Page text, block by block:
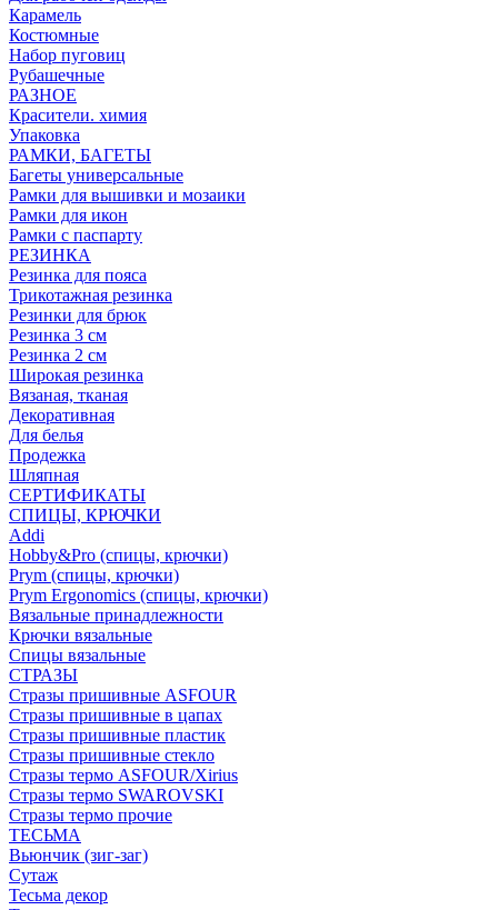
Карамель
Костюмные
Набор пуговиц
Рубашечные
РАЗНОЕ
Красители. химия
Упаковка
РАМКИ, БАГЕТЫ
Багеты универсальные
Рамки для вышивки и мозаики
Рамки для икон
Рамки с паспарту
РЕЗИНКА
Резинка для пояса
Трикотажная резинка
Резинки для брюк
Резинка 3 см
Резинка 2 см
Широкая резинка
Вязаная, тканая
Декоративная
Для белья
Продежка
Шляпная
СЕРТИФИКАТЫ
СПИЦЫ, КРЮЧКИ
Addi
Hobby&Pro (спицы, крючки)
Prym (спицы, крючки)
Prym Ergonomics (спицы, крючки)
Вязальные принадлежности
Крючки вязальные
Спицы вязальные
СТРАЗЫ
Стразы пришивные ASFOUR
Стразы пришивные в цапах
Стразы пришивные пластик
Стразы пришивные стекло
Стразы термо ASFOUR/Xirius
Стразы термо SWAROVSKI
Стразы термо прочие
ТЕСЬМА
Вьюнчик (зиг-заг)
Сутаж
Тесьма декор